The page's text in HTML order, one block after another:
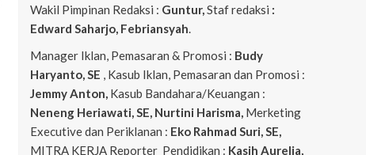
Wakil Pimpinan Redaksi : Guntur,Staf redaksi :
Edward Saharjo, Febriansyah.
Manager Iklan, Pemasaran & Promosi : Budy
Haryanto, SE , Kasub Iklan, Pemasaran dan Promosi :
Jemmy Anton, Kasub Bandahara/Keuangan :
Neneng Heriawati, SE, Nurtini Harisma, Merketing
Executive dan Periklanan : Eko Rahmad Suri, SE,
MITRA KERJA Reporter Pendidikan : Kasih Aurelia,